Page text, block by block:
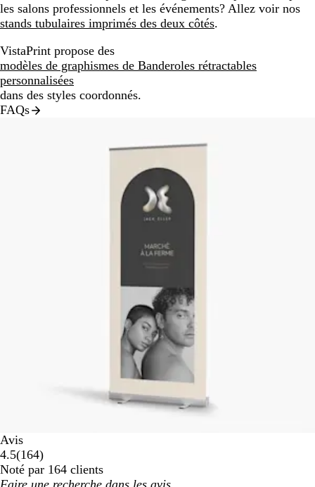
les salons professionnels et les événements? Allez voir nos
stands tubulaires imprimés des deux côtés.
VistaPrint propose des
modèles de graphismes de Banderoles rétractables
personnalisées
dans des styles coordonnés.
FAQs
Avis
4.5(164164
avis
)
Noté par 164 clients